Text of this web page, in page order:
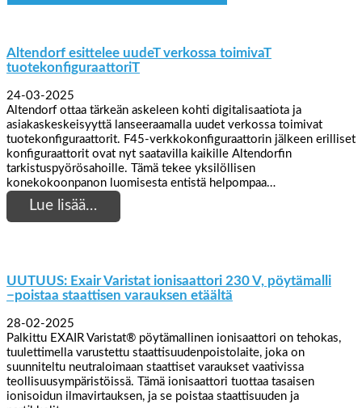
Altendorf esittelee uudeT verkossa toimivaT
tuotekonfiguraattoriT
24-03-2025
Altendorf ottaa tärkeän askeleen kohti digitalisaatiota ja
asiakaskeskeisyyttä lanseeraamalla uudet verkossa toimivat
tuotekonfiguraattorit. F45-verkkokonfiguraattorin jälkeen erilliset
konfiguraattorit ovat nyt saatavilla kaikille Altendorfin
tarkistuspyörösahoille. Tämä tekee yksilöllisen
konekokoonpanon luomisesta entistä helpompaa…
Lue lisää…
UUTUUS: Exair Varistat ionisaattori 230 V, pöytämalli
−poistaa staattisen varauksen etäältä
28-02-2025
Palkittu EXAIR Varistat® pöytämallinen ionisaattori on tehokas,
tuulettimella varustettu staattisuudenpoistolaite, joka on
suunniteltu neutraloimaan staattiset varaukset vaativissa
teollisuusympäristöissä. Tämä ionisaattori tuottaa tasaisen
ionisoidun ilmavirtauksen, ja se poistaa staattisuuden ja